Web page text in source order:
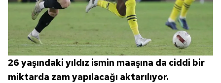
26 yaşındaki yıldız ismin maaşına da ciddi bir
miktarda zam yapılacağı aktarılıyor.